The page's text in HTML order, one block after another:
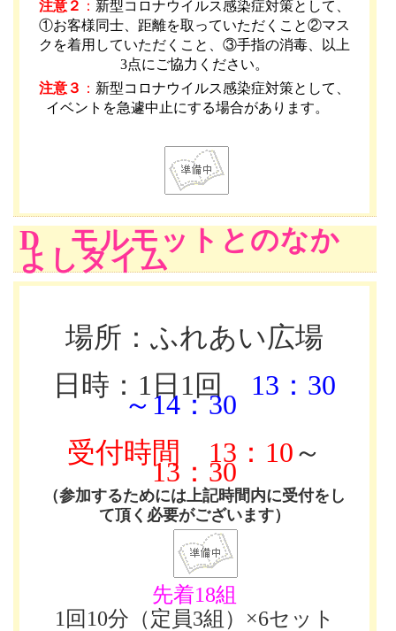
注意２ ： 新型コロナウイルス感染症対策として、
①お客様同士、距離を取っていただくこと②マス
クを着用していただくこと、③手指の消毒、以上
3点にご協力ください。
注意３ ： 新型コロナウイルス感染症対策として、
イベントを急遽中止にする場合があります。
D モルモットとのなか
よしタイム
場所：ふれあい広場
日時：1日1回
13：30
～14：30
受付時間
13：10～
13：30
（参加するためには上記時間内に受付をし
て頂く必要がございます）
先着18組
1回10分（定員3組）×6セット